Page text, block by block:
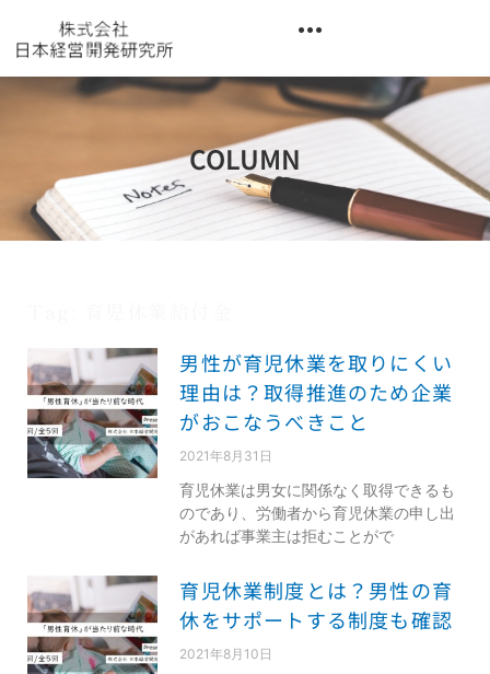
COLUMN
男性が育児休業を取りにくい
理由は？取得推進のため企業
がおこなうべきこと
2021年8月31日
育児休業は男女に関係なく取得できるも
のであり、労働者から育児休業の申し出
があれば事業主は拒むことがで
育児休業制度とは？男性の育
休をサポートする制度も確認
2021年8月10日